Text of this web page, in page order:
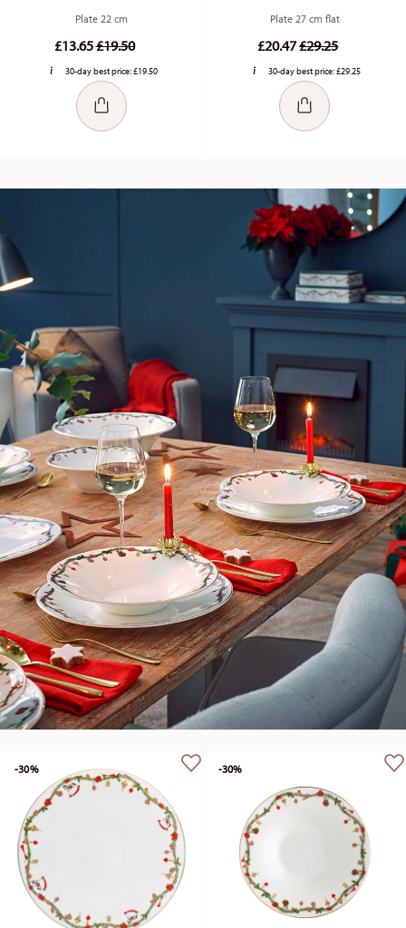
Plate 22 cm
£13.65Price reduced from
£19.50to
30-day best price:£19.50
Plate 27 cm flat
£20.47Price reduced
£29.25to
30-day best price:£29.25
-30% -30%